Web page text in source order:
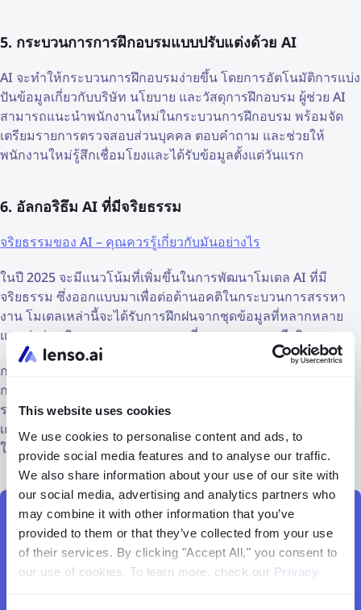
This website uses cookies
We use cookies to personalise content and ads, to
provide social media features and to analyse our traffic.
We also share information about your use of our site with
our social media, advertising and analytics partners who
may combine it with other information that you’ve
provided to them or that they’ve collected from your use
of their services. By clicking "Accept All," you consent to
our use of cookies. To learn more, check our Privacy
5. กระบวนการการฝึกอบรมแบบปรับแต่งด้วย AI
AI จะทำให้กระบวนการฝึกอบรมง่ายขึ้น โดยการอัตโนมัติการแบ่ง
ปันข้อมูลเกี่ยวกับบริษัท นโยบาย และวัสดุการฝึกอบรม ผู้ช่วย AI
สามารถแนะนำพนักงานใหม่ในกระบวนการฝึกอบรม พร้อมจัด
เตรียมรายการตรวจสอบส่วนบุคคล ตอบคำถาม และช่วยให้
พนักงานใหม่รู้สึกเชื่อมโยงและได้รับข้อมูลตั้งแต่วันแรก
6. อัลกอริธึม AI ที่มีจริยธรรม
จริยธรรมของ AI – คุณควรรู้เกี่ยวกับมันอย่างไร
ในปี 2025 จะมีแนวโน้มที่เพิ่มขึ้นในการพัฒนาโมเดล AI ที่มี
จริยธรรม ซึ่งออกแบบมาเพื่อต่อต้านอคติในกระบวนการสรรหา
งาน โมเดลเหล่านี้จะได้รับการฝึกฝนจากชุดข้อมูลที่หลากหลาย
และมุ่งส่งเสริมแนวทางการสรรหาที่ครอบคลุมและมีจริยธรรม
การผสานรวม AI ในกระบวนการสรรหาบุคลากรได้เปลี่ยนแปลง
กระบวนการดึงดูดบุคลากรไปอย่างมาก ทำให้อุตสาหกรรมเข้าสู่
ระดับใหม่ เมื่อเราก้าวไปข้างหน้าในปี 2025 ความก้าวหน้าที่ขับ
เคลื่อนด้วย AI นี้จะนำเสนอโอกาสใหม่ๆ และความท้าทายใหม่ๆ
ให้กับอุตสาหกรรม HR
นำ AI ไปใช้ในกระบวนการสรรหาของคุณ
เริ่มต้นการค้นหาภาพใบหน้ากับ lenso.ai